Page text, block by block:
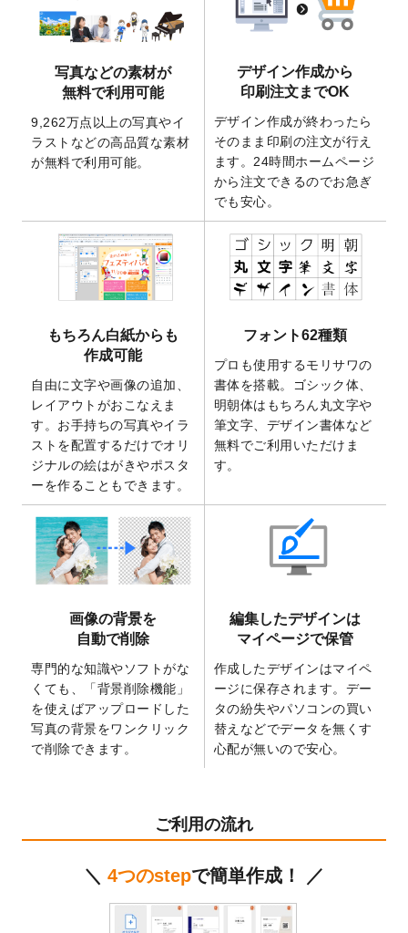
2025/12/22
【新商品】アクリルキーホルダーが作成で
きるようになりました！
2025/12/22
2026年版4月始まりのカレンダーデザイン
テンプレート
を公開いたしました。
開いたしました。
2025/9/30
【新商品】クリアファイルバッグ が作成で
きるようになりました！
2026年午年の年賀状デザインテンプレート
を公開いたしました。
2025/9/10
喪中はがき・寒中見舞いのデザインテンプ
レートを公開いたしました。
2025/8/1
9,160万点以上の写真やイラスト素材が無料
2025/7/30
キャンバスプリントのデザインテンプレー
トを追加いたしました。
2025/6/30
暑中見舞いのデザインテンプレートを追加
しました。
2025/6/27
キャンバスプリントのデザインテンプレー
トを追加いたしました。
2025/6/24
2026年版1月始まりのカレンダーデザイン
テンプレートを公開いたしました。
2025/6/9
「背景削除機能
」を実装しました。
2025/4/3
DMのデザインテンプレートを追加しまし
た。
を追加しました。
マスキングテープのデザインテンプレート
を追加しました。
2025/1/15
配置できるデータ形式が増えました。
（pdf、psd、eps、tifに対応）
2024/12/24
2025年版4月始まりのカレンダーデザイン
箔押し年賀状のデザインテンプレート
ステッカーのデザインテンプレート
しました。
2025年巳年の年賀状デザインテンプレート
写真などの素材が
無料で利用可能
9,262万点以上の写真やイ
ラストなどの高品質な素材
が無料で利用可能。
デザイン作成から
印刷注文までOK
デザイン作成が終わったら
そのまま印刷の注文が行え
ます。24時間ホームページ
から注文できるのでお急ぎ
でも安心。
もちろん白紙からも
作成可能
自由に文字や画像の追加、
レイアウトがおこなえま
す。お手持ちの写真やイラ
ストを配置するだけでオリ
ジナルの絵はがきやポスタ
ーを作ることもできます。
フォント62種類
プロも使用するモリサワの
書体を搭載。ゴシック体、
明朝体はもちろん丸文字や
筆文字、デザイン書体など
無料でご利用いただけま
す。
画像の背景を
自動で削除
専門的な知識やソフトがな
くても、「背景削除機能」
を使えばアップロードした
写真の背景をワンクリック
で削除できます。
編集したデザインは
マイページで保管
作成したデザインはマイペ
ージに保存されます。デー
タの紛失やパソコンの買い
替えなどでデータを無くす
心配が無いので安心。
ご利用の流れ
＼ 4つのstepで簡単作成！ ／